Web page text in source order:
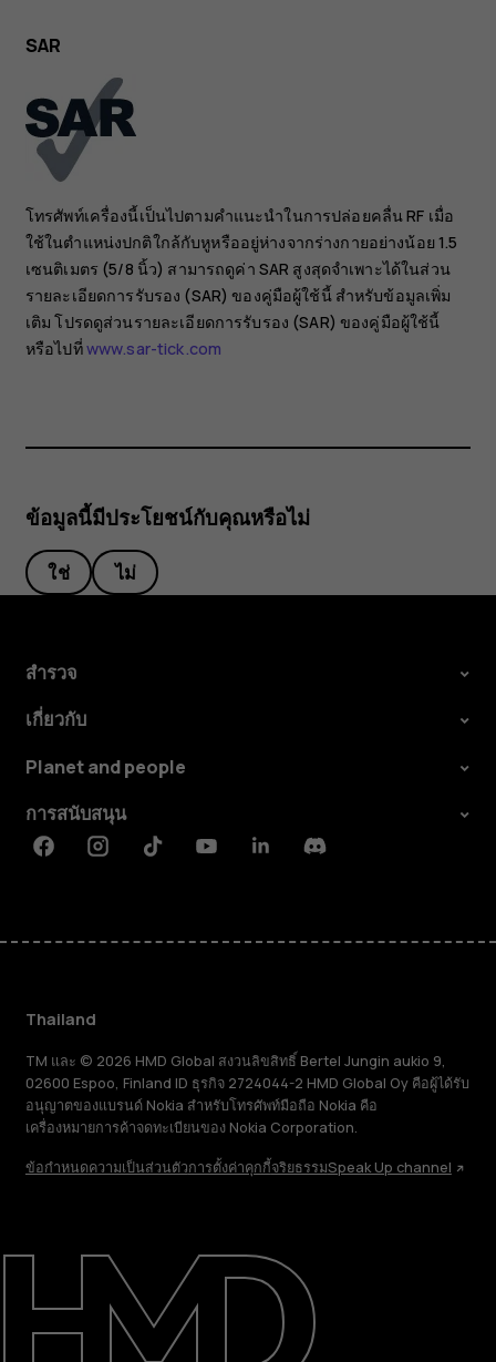
เกี่ยวกับ
ซ่อมแซม ใช้ซ้ำ รีไซเคิล
การสนับสนุน
SAR
โทรศัพท์เครื่องนี้เป็นไปตามคำแนะนำในการปล่อยคลื่น RF เมื่อ
ใช้ในตำแหน่งปกติใกล้กับหูหรืออยู่ห่างจากร่างกายอย่างน้อย 1.5
เซนติเมตร (5/8 นิ้ว) สามารถดูค่า SAR สูงสุดจำเพาะได้ในส่วน
รายละเอียดการรับรอง (SAR) ของคู่มือผู้ใช้นี้ สำหรับข้อมูลเพิ่ม
เติม โปรดดูส่วนรายละเอียดการรับรอง (SAR) ของคู่มือผู้ใช้นี้
หรือไปที่www.sar-tick.com
ข้อมูลนี้มีประโยชน์กับคุณหรือไม่
ใช่ ไม่
สำรวจ
เกี่ยวกับ
Planet and people
การสนับสนุน
FacebookInstagramTiktokYoutubeLinkedinDiscord
Thailand
TM และ © 2026 HMD Global สงวนลิขสิทธิ์ Bertel Jungin aukio 9,
02600 Espoo, Finland ID ธุรกิจ 2724044-2 HMD Global Oy คือผู้ได้รับ
อนุญาตของแบรนด์ Nokia สำหรับโทรศัพท์มือถือ Nokia คือ
เครื่องหมายการค้าจดทะเบียนของ Nokia Corporation.
ข้อกำหนดความเป็นส่วนตัวการตั้งค่าคุกกี้จริยธรรมSpeak Up channel